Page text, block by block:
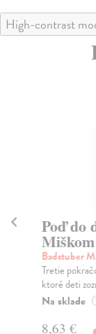
High-contrast
Poď do
Miškom
Badstuber
Tretie
ktoré deti
Na sklade
8,63 €